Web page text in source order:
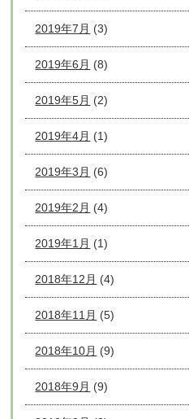
2019年7月 (3)
2019年6月 (8)
2019年5月 (2)
2019年4月 (1)
2019年3月 (6)
2019年2月 (4)
2019年1月 (1)
2018年12月 (4)
2018年11月 (5)
2018年10月 (9)
2018年9月 (9)